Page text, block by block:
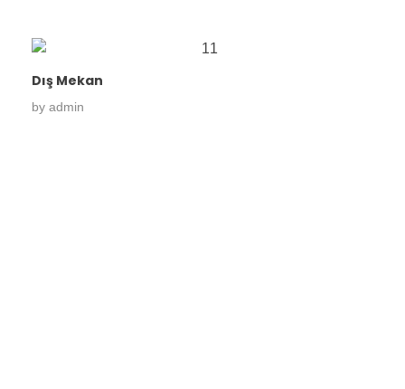
Dış Mekan
by admin